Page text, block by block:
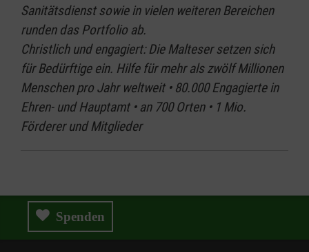
Sanitätsdienst sowie in vielen weiteren Bereichen
runden das Portfolio ab.
Christlich und engagiert: Die Malteser setzen sich
für Bedürftige ein. Hilfe für mehr als zwölf Millionen
Menschen pro Jahr weltweit • 80.000 Engagierte in
Ehren- und Hauptamt • an 700 Orten • 1 Mio.
Förderer und Mitglieder
Spenden